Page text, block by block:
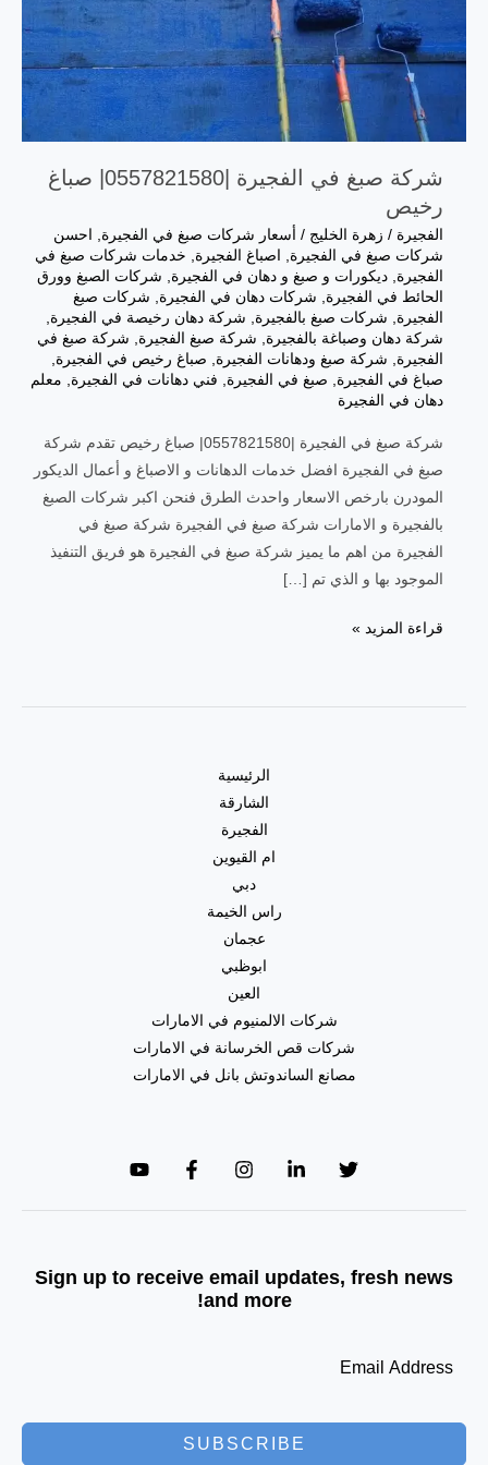
شركة صبغ في الفجيرة |0557821580| صباغ
رخيص
الفجيرة / زهرة الخليج / أسعار شركات صبغ في الفجيرة,
احسن
شركات صبغ في الفجيرة, اصباغ الفجيرة, خدمات شركات صبغ في
الفجيرة, ديكورات و صبغ و دهان في الفجيرة, شركات الصبغ وورق
الحائط في الفجيرة, شركات دهان في الفجيرة, شركات صبغ
الفجيرة, شركات صبغ بالفجيرة, شركة دهان رخيصة في الفجيرة,
شركة دهان وصباغة بالفجيرة, شركة صبغ الفجيرة, شركة صبغ في
الفجيرة, شركة صبغ ودهانات الفجيرة, صباغ رخيص في الفجيرة,
صباغ في الفجيرة, صبغ في الفجيرة, فني دهانات في الفجيرة, معلم
دهان في الفجيرة
شركة صبغ في الفجيرة |0557821580| صباغ رخيص تقدم شركة
صبغ في الفجيرة افضل خدمات الدهانات و الاصباغ و أعمال الديكور
المودرن بارخص الاسعار واحدث الطرق فنحن اكبر شركات الصبغ
بالفجيرة و الامارات شركة صبغ في الفجيرة شركة صبغ في
الفجيرة من اهم ما يميز شركة صبغ في الفجيرة هو فريق التنفيذ
الموجود بها و الذي تم […]
قراءة المزيد »
الرئيسية
الشارقة
الفجيرة
ام القيوين
دبي
راس الخيمة
عجمان
ابوظبي
العين
شركات الالمنيوم في الامارات
شركات قص الخرسانة في الامارات
مصانع الساندوتش بانل في الامارات
Sign up to receive email updates, fresh news
and more!
SUBSCRIBE